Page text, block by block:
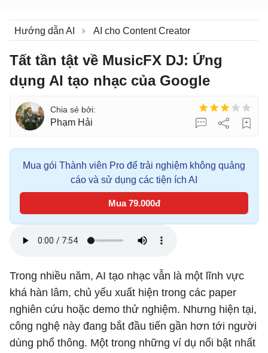
Hướng dẫn AI AI cho Content Creator
Tất tần tật về MusicFX DJ: Ứng
dụng AI tạo nhạc của Google
Phạm Hải
Mua gói Thành viên Pro để trải nghiệm không quảng
cáo và sử dụng các tiện ích AI
Mua 79.000đ
Trong nhiều năm, AI tạo nhạc vẫn là một lĩnh vực
khá hàn lâm, chủ yếu xuất hiện trong các paper
nghiên cứu hoặc demo thử nghiệm. Nhưng hiện tại,
công nghệ này đang bắt đầu tiến gần hơn tới người
dùng phổ thông. Một trong những ví dụ nổi bật nhất